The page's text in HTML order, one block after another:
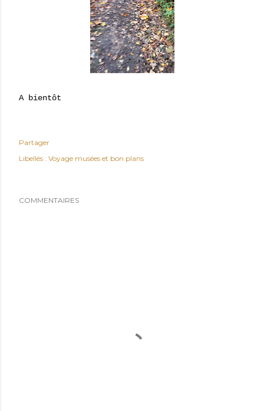
A bientôt
Partager
Libellés : Voyage musées et bon plans
COMMENTAIRES